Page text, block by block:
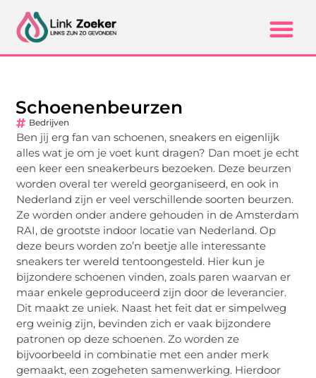
Schoenenbeurzen
Bedrijven
Ben jij erg fan van schoenen, sneakers en eigenlijk
alles wat je om je voet kunt dragen? Dan moet je echt
een keer een sneakerbeurs bezoeken. Deze beurzen
worden overal ter wereld georganiseerd, en ook in
Nederland zijn er veel verschillende soorten beurzen.
Ze worden onder andere gehouden in de Amsterdam
RAI, de grootste indoor locatie van Nederland. Op
deze beurs worden zo’n beetje alle interessante
sneakers ter wereld tentoongesteld. Hier kun je
bijzondere schoenen vinden, zoals paren waarvan er
maar enkele geproduceerd zijn door de leverancier.
Dit maakt ze uniek. Naast het feit dat er simpelweg
erg weinig zijn, bevinden zich er vaak bijzondere
patronen op deze schoenen. Zo worden ze
bijvoorbeeld in combinatie met een ander merk
gemaakt, een zogeheten samenwerking. Hierdoor